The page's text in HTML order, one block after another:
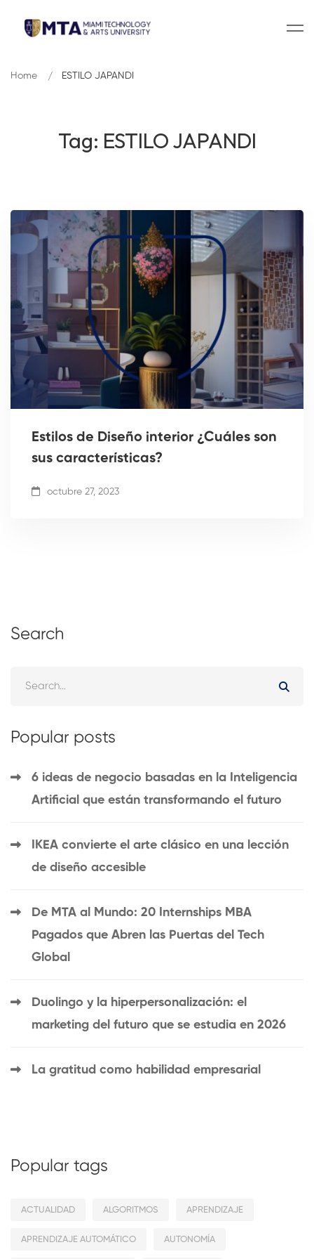
Tag: ESTILO JAPANDI
Home ESTILO JAPANDI
Estilos de Diseño interior ¿Cuáles son
sus características?
octubre 27, 2023
Search
Popular posts
6 ideas de negocio basadas en la Inteligencia
Artificial que están transformando el futuro
IKEA convierte el arte clásico en una lección
de diseño accesible
De MTA al Mundo: 20 Internships MBA
Pagados que Abren las Puertas del Tech
Global
Duolingo y la hiperpersonalización: el
marketing del futuro que se estudia en 2026
La gratitud como habilidad empresarial
Popular tags
ACTUALIDAD ALGORITMOS APRENDIZAJE
APRENDIZAJE AUTOMÁTICO AUTONOMÍA